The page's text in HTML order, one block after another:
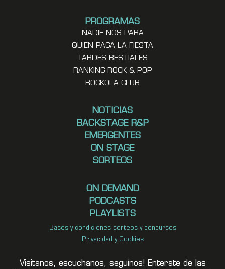
PROGRAMAS
NADIE NOS PARA
QUIEN PAGA LA FIESTA
TARDES BESTIALES
RANKING ROCK & POP
ROCKOLA CLUB
NOTICIAS
BACKSTAGE R&P
EMERGENTES
ON STAGE
SORTEOS
ON DEMAND
PODCASTS
PLAYLISTS
Bases y condiciones sorteos y concursos
Privacidad y Cookies
Visitanos, escuchanos, seguínos! Enterate de las